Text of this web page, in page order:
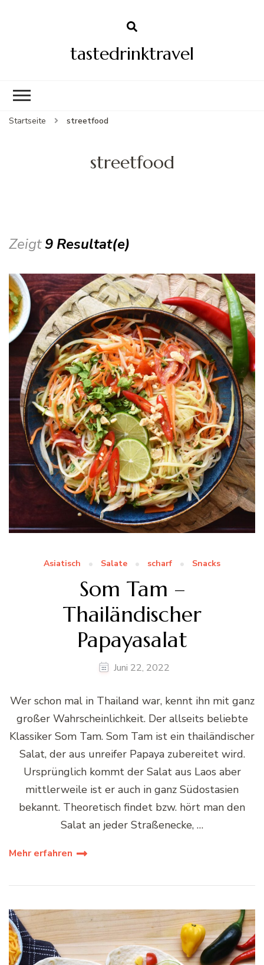
tastedrinktravel
Startseite streetfood
streetfood
Zeigt9 Resultat(e)
Asiatisch Salate scharf Snacks
Som Tam –
Thailändischer
Papayasalat
Juni 22, 2022
Wer schon mal in Thailand war, kennt ihn mit ganz
großer Wahrscheinlichkeit. Der allseits beliebte
Klassiker Som Tam. Som Tam ist ein thailändischer
Salat, der aus unreifer Papaya zubereitet wird.
Ursprünglich kommt der Salat aus Laos aber
mittlerweile ist er auch in ganz Südostasien
bekannt. Theoretisch findet bzw. hört man den
Salat an jeder Straßenecke, …
Mehr erfahren